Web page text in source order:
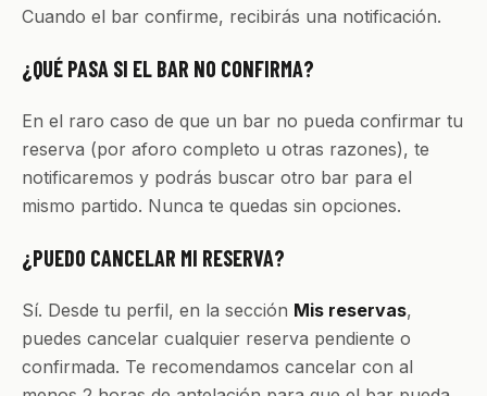
Cuando el bar confirme, recibirás una notificación.
¿QUÉ PASA SI EL BAR NO CONFIRMA?
En el raro caso de que un bar no pueda confirmar tu
reserva (por aforo completo u otras razones), te
notificaremos y podrás buscar otro bar para el
mismo partido. Nunca te quedas sin opciones.
¿PUEDO CANCELAR MI RESERVA?
Sí. Desde tu perfil, en la sección Mis reservas,
puedes cancelar cualquier reserva pendiente o
confirmada. Te recomendamos cancelar con al